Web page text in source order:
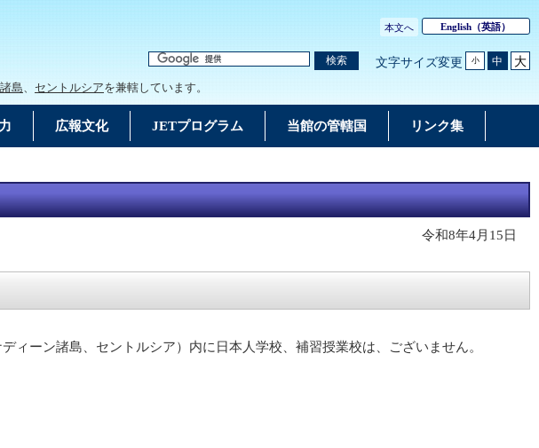
本文へ English （英語）
検索 文字サイズ変更 小 中 大
島、 セントルシアを兼轄しています。
広報文化 JETプログラム 当館の管轄国 リンク集
令和8年4月15日
ーン諸島、セントルシア）内に日本人学校、補習授業校は、ございません。